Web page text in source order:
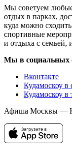
Мы советуем
отдых в парках,
куда можно
спортивные
и отдыха с семьей,
Мы в социальных
Вконтакте
Кудамоскоу в
Кудамоскоу в
Афиша Москвы —